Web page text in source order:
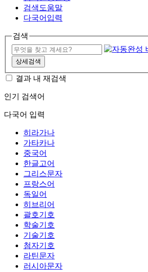
검색도움말
다국어입력
검색
상세검색
결과 내 재검색
인기 검색어
다국어 입력
히라가나
가타카나
중국어
한글고어
그리스문자
프랑스어
독일어
히브리어
괄호기호
학술기호
기술기호
첨자기호
라틴문자
러시아문자